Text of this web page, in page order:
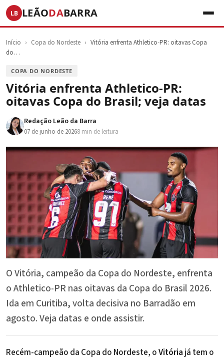
LB LEÃODABARRA
Início › Copa do Nordeste › Vitória enfrenta Athletico-PR: oitavas Copa
do…
COPA DO NORDESTE
Vitória enfrenta Athletico-PR:
oitavas Copa do Brasil; veja datas
Redação Leão da Barra
07 de junho de 20268 min de leitura
O Vitória, campeão da Copa do Nordeste, enfrenta
o Athletico-PR nas oitavas da Copa do Brasil 2026.
Ida em Curitiba, volta decisiva no Barradão em
agosto. Veja datas e onde assistir.
Recém-campeão da Copa do Nordeste, oVitória já tem o